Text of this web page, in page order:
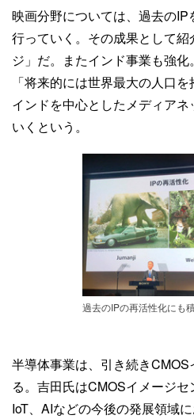
映画分野については、過去の
行っていく。その成果として
ジ」だ。またインド事業も強
「将来的には世界最大の人口
インドを中心としたメディア
いくという。
過去のIPの再活性化にも
半導体事業は、引き続き
る。吉田氏はCMOSイメージ
IoT、AIなどの今後の発展領域